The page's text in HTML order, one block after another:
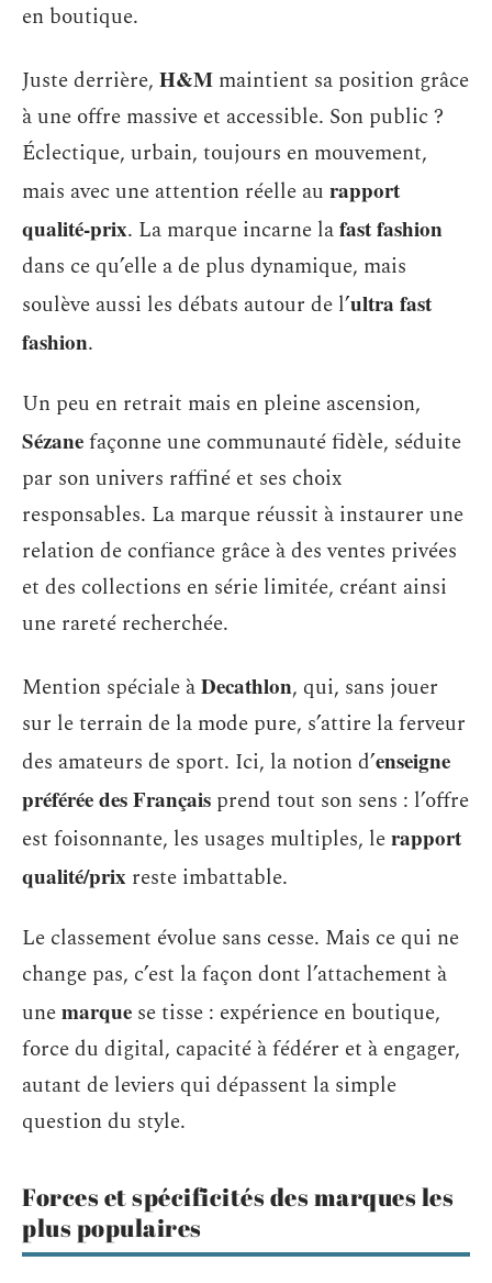
en boutique.
Juste derrière, H&M maintient sa position grâce
à une offre massive et accessible. Son public ?
Éclectique, urbain, toujours en mouvement,
mais avec une attention réelle au rapport
qualité-prix. La marque incarne lafast fashion
dans ce qu’elle a de plus dynamique, mais
soulève aussi les débats autour de l’ultra fast
fashion.
Un peu en retrait mais en pleine ascension,
Sézanefaçonne une communauté fidèle, séduite
par son univers raffiné et ses choix
responsables. La marque réussit à instaurer une
relation de confiance grâce à des ventes privées
et des collections en série limitée, créant ainsi
une rareté recherchée.
Mention spéciale àDecathlon, qui, sans jouer
sur le terrain de la mode pure, s’attire la ferveur
des amateurs de sport. Ici, la notion d’enseigne
préférée des Français prend tout son sens : l’offre
est foisonnante, les usages multiples, lerapport
qualité/prix reste imbattable.
Le classement évolue sans cesse. Mais ce qui ne
change pas, c’est la façon dont l’attachement à
unemarque se tisse : expérience en boutique,
force du digital, capacité à fédérer et à engager,
autant de leviers qui dépassent la simple
question du style.
Forces et spécificités des marques les
plus populaires